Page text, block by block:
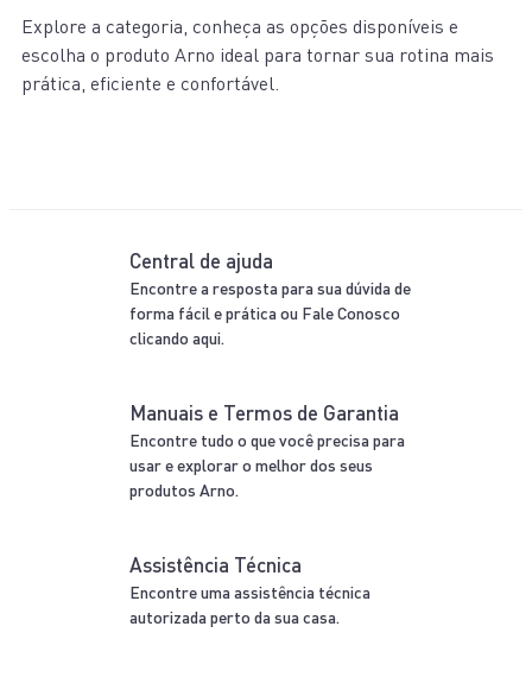
Explore a categoria, conheça as opções disponíveis e
escolha o produto Arno ideal para tornar sua rotina mais
prática, eficiente e confortável.
Central de ajuda
Encontre a resposta para sua dúvida de
forma fácil e prática ou Fale Conosco
clicando aqui.
Manuais e Termos de Garantia
Encontre tudo o que você precisa para
usar e explorar o melhor dos seus
produtos Arno.
Assistência Técnica
Encontre uma assistência técnica
autorizada perto da sua casa.